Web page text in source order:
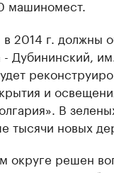
машиномест.
2014 г. должны
- Дубининский,
и
В
тысячи новых
округе решен